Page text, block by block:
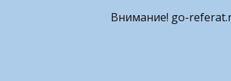
Внимание! ​go-